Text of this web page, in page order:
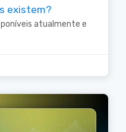
existem?
atualmente e